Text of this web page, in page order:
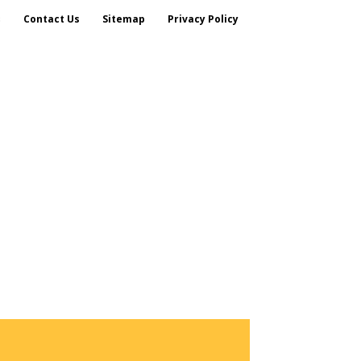
Contact Us Sitemap Privacy Policy